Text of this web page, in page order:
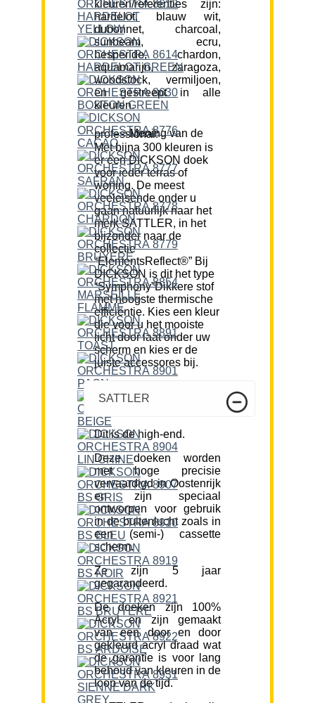
kleuren/referenties zijn:
hardelot, blauw wit,
dubonnet, charcoal,
sunbeam, ecru,
hesperide, chardon,
aquamarijn, zaragoza,
woodstock, vermiljoen,
en gestreept in alle
kleuren.
Mening van de professional:
Met bijna 300 kleuren is
er een DICKSON doek
voor ieder terras of
woning. De meest
veeleisende onder u
gaan natuurlijk naar het
merk SATTLER, in het
bijzonder naar de
collectie
“ElementsReflect®” Bij
DICKSON is dit het type
“Symphony”Dikkere stof
met hoogste thermische
efficiëntie. Kies een kleur
die voor u het mooiste
licht door laat onder uw
scherm en kies er de
juiste accessores bij.
SATTLER
Dit is de high-end.
Deze doeken worden
met hoge precisie
vervaardigd in Oostenrijk
en zijn speciaal
ontworpen voor gebruik
in de buitenlucht zoals in
een (semi-) cassette
scherm.
Ze zijn 5 jaar
gegarandeerd.
De doeken zijn 100%
Acryl en zijn gemaakt
van een door en door
gekleurd acryl draad wat
de garantie is voor lang
behoud van kleuren in de
loop van de tijd.